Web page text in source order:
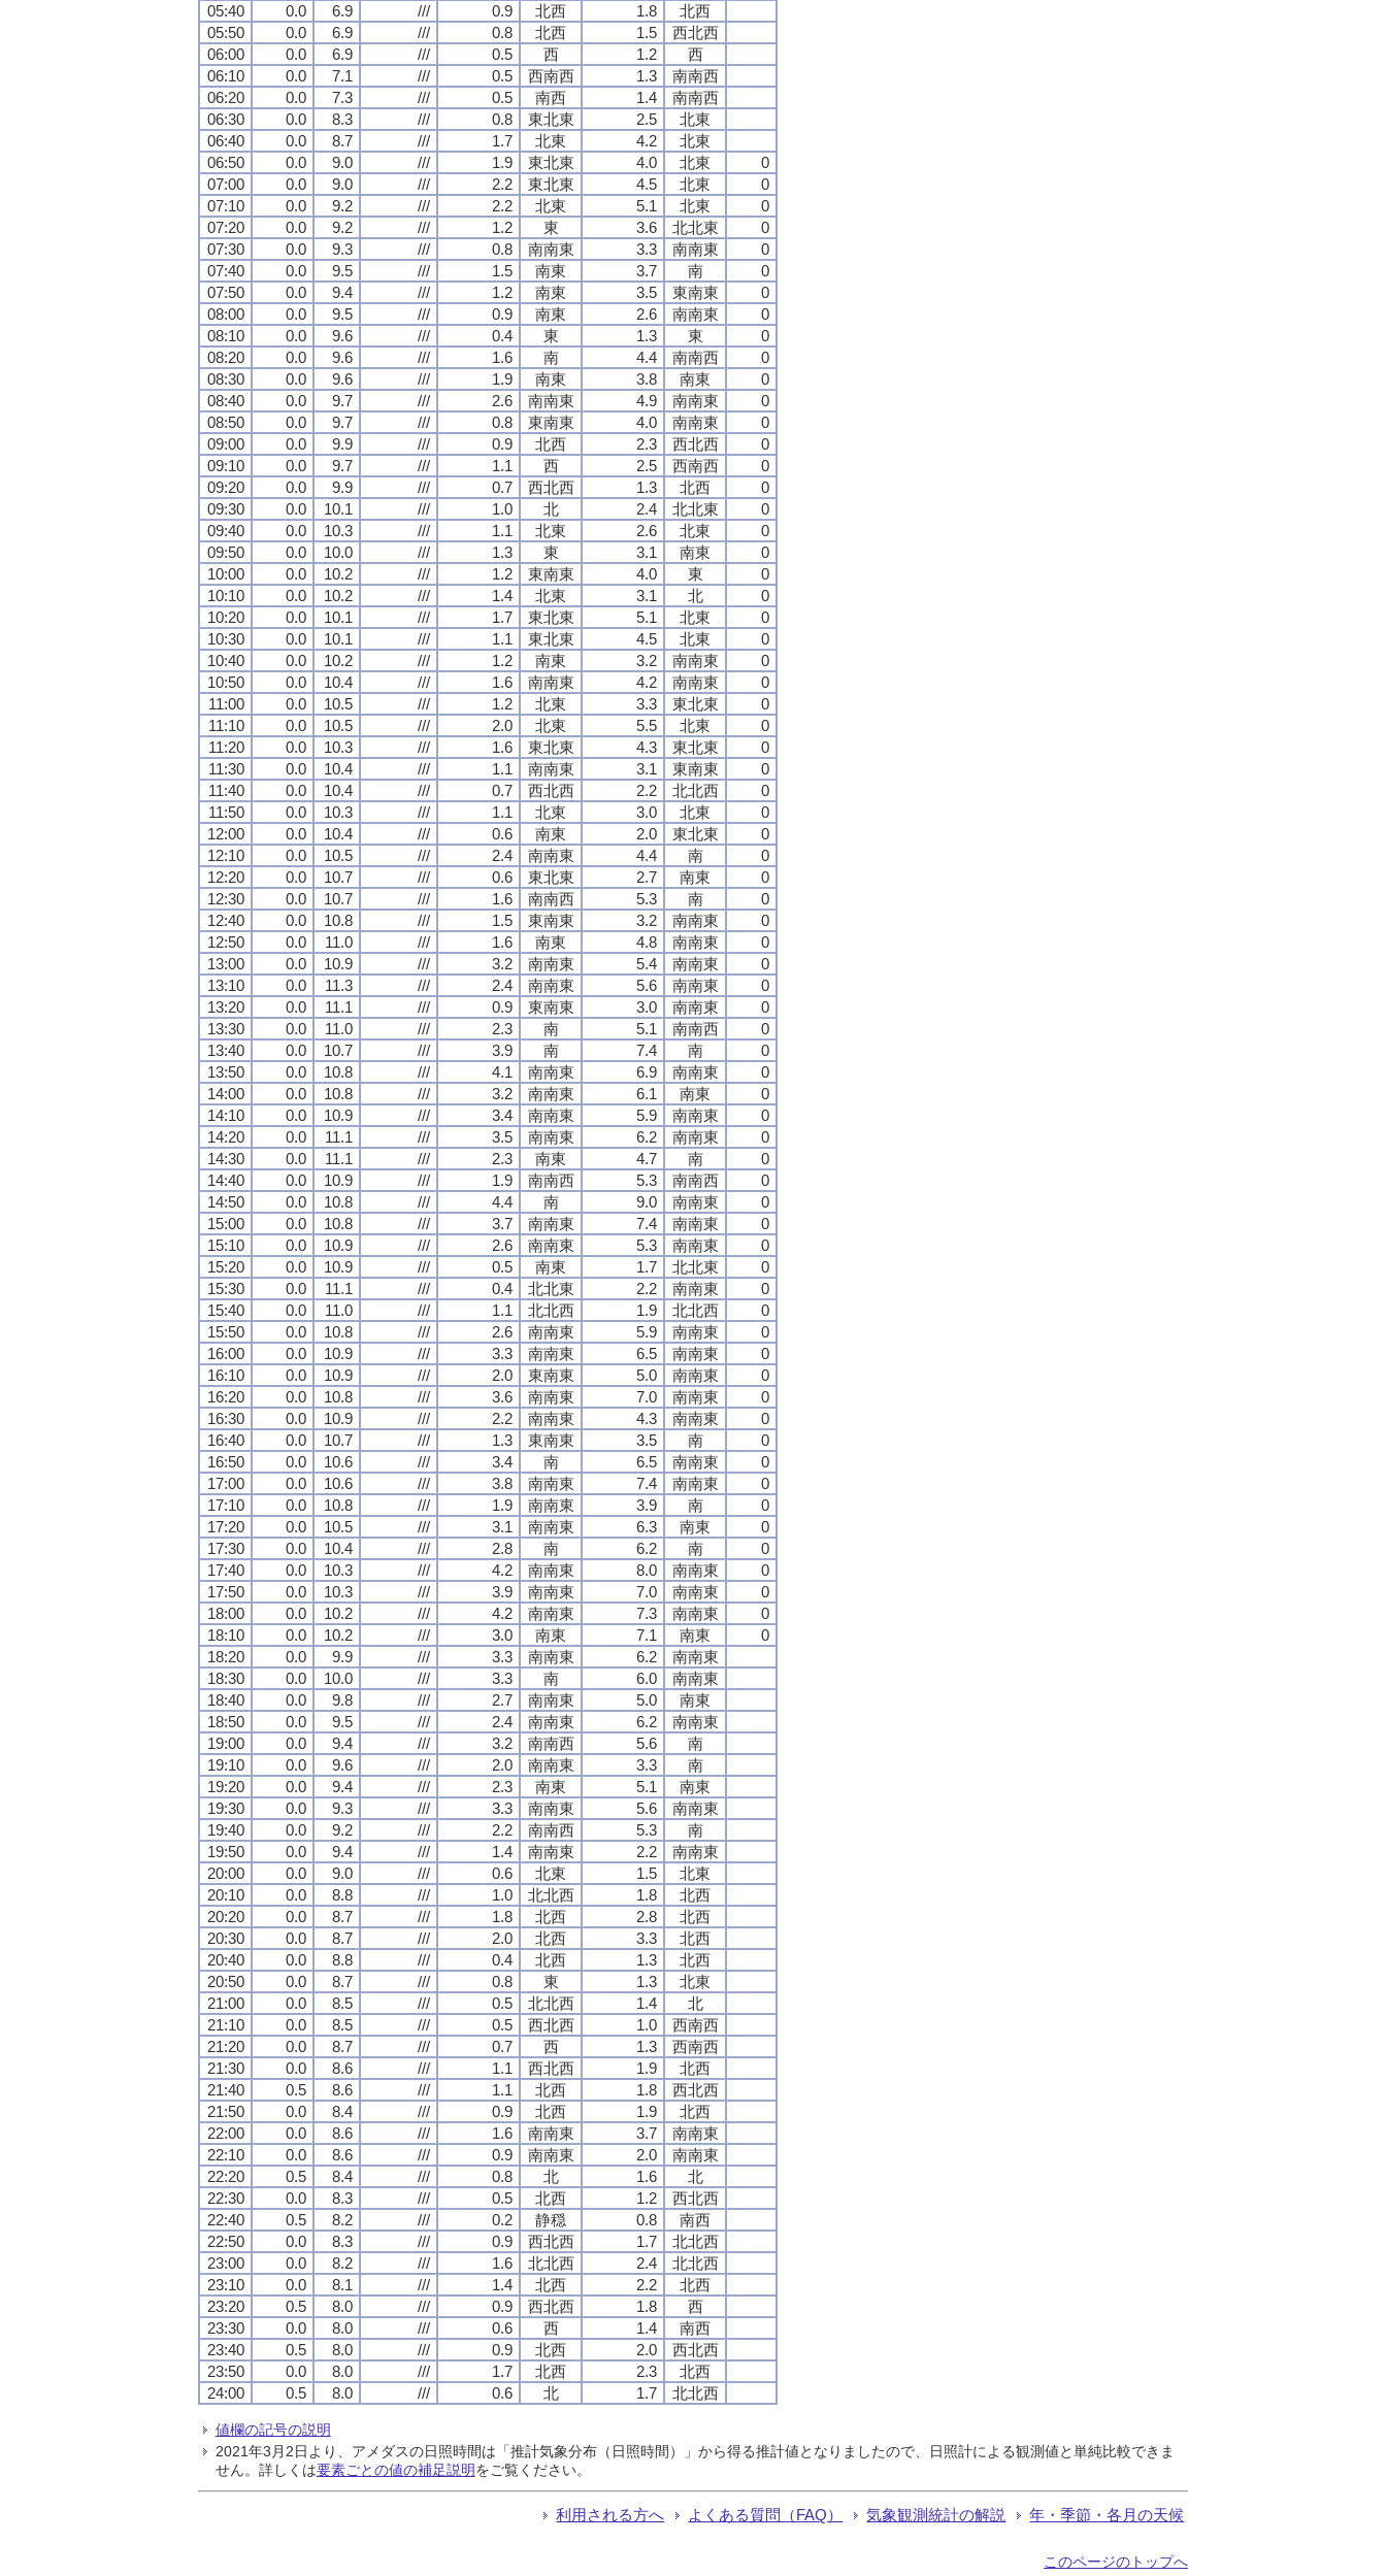
05:40
0.0 6.9 /// 0.9 北西 1.8
北西
05:50
0.0 6.9 /// 0.8 北西 1.5
西北西
06:00
0.0 6.9 /// 0.5 西 1.2
西
06:10
0.0 7.1 /// 0.5 西南西 1.3
南南西
06:20
0.0 7.3 /// 0.5 南西 1.4
南南西
06:30
0.0 8.3 /// 0.8 東北東 2.5
北東
06:40
0.0 8.7 /// 1.7 北東 4.2
北東
06:50
0.0 9.0 /// 1.9 東北東 4.0 北東
0
07:00
0.0 9.0 /// 2.2 東北東 4.5 北東
0
07:10
0.0 9.2 /// 2.2 北東 5.1 北東
0
07:20
0.0 9.2 /// 1.2 東 3.6 北北東
0
07:30
0.0 9.3 /// 0.8 南南東 3.3 南南東
0
07:40
0.0 9.5 /// 1.5 南東 3.7 南
0
07:50
0.0 9.4 /// 1.2 南東 3.5 東南東
0
08:00
0.0 9.5 /// 0.9 南東 2.6 南南東
0
08:10
0.0 9.6 /// 0.4 東 1.3 東
0
08:20
0.0 9.6 /// 1.6 南 4.4 南南西
0
08:30
0.0 9.6 /// 1.9 南東 3.8 南東
0
08:40
0.0 9.7 /// 2.6 南南東 4.9 南南東
0
08:50
0.0 9.7 /// 0.8 東南東 4.0 南南東
0
09:00
0.0 9.9 /// 0.9 北西 2.3 西北西
0
09:10
0.0 9.7 /// 1.1 西 2.5 西南西
0
09:20
0.0 9.9 /// 0.7 西北西 1.3 北西
0
09:30
0.0 10.1 /// 1.0 北 2.4 北北東
0
09:40
0.0 10.3 /// 1.1 北東 2.6 北東
0
09:50
0.0 10.0 /// 1.3 東 3.1 南東
0
10:00
0.0 10.2 /// 1.2 東南東 4.0 東
0
10:10
0.0 10.2 /// 1.4 北東 3.1 北
0
10:20
0.0 10.1 /// 1.7 東北東 5.1 北東
0
10:30
0.0 10.1 /// 1.1 東北東 4.5 北東
0
10:40
0.0 10.2 /// 1.2 南東 3.2 南南東
0
10:50
0.0 10.4 /// 1.6 南南東 4.2 南南東
0
11:00
0.0 10.5 /// 1.2 北東 3.3 東北東
0
11:10
0.0 10.5 /// 2.0 北東 5.5 北東
0
11:20
0.0 10.3 /// 1.6 東北東 4.3 東北東
0
11:30
0.0 10.4 /// 1.1 南南東 3.1 東南東
0
11:40
0.0 10.4 /// 0.7 西北西 2.2 北北西
0
11:50
0.0 10.3 /// 1.1 北東 3.0 北東
0
12:00
0.0 10.4 /// 0.6 南東 2.0 東北東
0
12:10
0.0 10.5 /// 2.4 南南東 4.4 南
0
12:20
0.0 10.7 /// 0.6 東北東 2.7 南東
0
12:30
0.0 10.7 /// 1.6 南南西 5.3 南
0
12:40
0.0 10.8 /// 1.5 東南東 3.2 南南東
0
12:50
0.0 11.0 /// 1.6 南東 4.8 南南東
0
13:00
0.0 10.9 /// 3.2 南南東 5.4 南南東
0
13:10
0.0 11.3 /// 2.4 南南東 5.6 南南東
0
13:20
0.0 11.1 /// 0.9 東南東 3.0 南南東
0
13:30
0.0 11.0 /// 2.3 南 5.1 南南西
0
13:40
0.0 10.7 /// 3.9 南 7.4 南
0
13:50
0.0 10.8 /// 4.1 南南東 6.9 南南東
0
14:00
0.0 10.8 /// 3.2 南南東 6.1 南東
0
14:10
0.0 10.9 /// 3.4 南南東 5.9 南南東
0
14:20
0.0 11.1 /// 3.5 南南東 6.2 南南東
0
14:30
0.0 11.1 /// 2.3 南東 4.7 南
0
14:40
0.0 10.9 /// 1.9 南南西 5.3 南南西
0
14:50
0.0 10.8 /// 4.4 南 9.0 南南東
0
15:00
0.0 10.8 /// 3.7 南南東 7.4 南南東
0
15:10
0.0 10.9 /// 2.6 南南東 5.3 南南東
0
15:20
0.0 10.9 /// 0.5 南東 1.7 北北東
0
15:30
0.0 11.1 /// 0.4 北北東 2.2 南南東
0
15:40
0.0 11.0 /// 1.1 北北西 1.9 北北西
0
15:50
0.0 10.8 /// 2.6 南南東 5.9 南南東
0
16:00
0.0 10.9 /// 3.3 南南東 6.5 南南東
0
16:10
0.0 10.9 /// 2.0 東南東 5.0 南南東
0
16:20
0.0 10.8 /// 3.6 南南東 7.0 南南東
0
16:30
0.0 10.9 /// 2.2 南南東 4.3 南南東
0
16:40
0.0 10.7 /// 1.3 東南東 3.5 南
0
16:50
0.0 10.6 /// 3.4 南 6.5 南南東
0
17:00
0.0 10.6 /// 3.8 南南東 7.4 南南東
0
17:10
0.0 10.8 /// 1.9 南南東 3.9 南
0
17:20
0.0 10.5 /// 3.1 南南東 6.3 南東
0
17:30
0.0 10.4 /// 2.8 南 6.2 南
0
17:40
0.0 10.3 /// 4.2 南南東 8.0 南南東
0
17:50
0.0 10.3 /// 3.9 南南東 7.0 南南東
0
18:00
0.0 10.2 /// 4.2 南南東 7.3 南南東
0
18:10
0.0 10.2 /// 3.0 南東 7.1 南東
0
18:20
0.0 9.9 /// 3.3 南南東 6.2
南南東
18:30
0.0 10.0 /// 3.3 南 6.0
南南東
18:40
0.0 9.8 /// 2.7 南南東 5.0
南東
18:50
0.0 9.5 /// 2.4 南南東 6.2
南南東
19:00
0.0 9.4 /// 3.2 南南西 5.6
南
19:10
0.0 9.6 /// 2.0 南南東 3.3
南
19:20
0.0 9.4 /// 2.3 南東 5.1
南東
19:30
0.0 9.3 /// 3.3 南南東 5.6
南南東
19:40
0.0 9.2 /// 2.2 南南西 5.3
南
19:50
0.0 9.4 /// 1.4 南南東 2.2
南南東
20:00
0.0 9.0 /// 0.6 北東 1.5
北東
20:10
0.0 8.8 /// 1.0 北北西 1.8
北西
20:20
0.0 8.7 /// 1.8 北西 2.8
北西
20:30
0.0 8.7 /// 2.0 北西 3.3
北西
20:40
0.0 8.8 /// 0.4 北西 1.3
北西
20:50
0.0 8.7 /// 0.8 東 1.3
北東
21:00
0.0 8.5 /// 0.5 北北西 1.4
北
21:10
0.0 8.5 /// 0.5 西北西 1.0
西南西
21:20
0.0 8.7 /// 0.7 西 1.3
西南西
21:30
0.0 8.6 /// 1.1 西北西 1.9
北西
21:40
0.5 8.6 /// 1.1 北西 1.8
西北西
21:50
0.0 8.4 /// 0.9 北西 1.9
北西
22:00
0.0 8.6 /// 1.6 南南東 3.7
南南東
22:10
0.0 8.6 /// 0.9 南南東 2.0
南南東
22:20
0.5 8.4 /// 0.8 北 1.6
北
22:30
0.0 8.3 /// 0.5 北西 1.2
西北西
22:40
0.5 8.2 /// 0.2 静穏 0.8
南西
22:50
0.0 8.3 /// 0.9 西北西 1.7
北北西
23:00
0.0 8.2 /// 1.6 北北西 2.4
北北西
23:10
0.0 8.1 /// 1.4 北西 2.2
北西
23:20
0.5 8.0 /// 0.9 西北西 1.8
西
23:30
0.0 8.0 /// 0.6 西 1.4
南西
23:40
0.5 8.0 /// 0.9 北西 2.0
西北西
23:50
0.0 8.0 /// 1.7 北西 2.3
北西
24:00
0.5 8.0 /// 0.6 北 1.7 北北西
値欄の記号の説明
2021年3月2日より、アメダスの日照時間は「推計気象分布（日照時間）」から得る推計値となりましたので、日照計による観測値と単純比較できま
せん。詳しくは要素ごとの値の補足説明をご覧ください。
利用される方へ よくある質問（FAQ） 気象観測統計の解説 年・季節・各月の天候
このページのトップへ